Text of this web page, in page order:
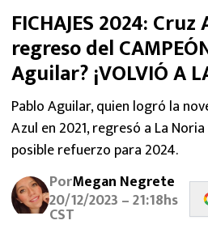
RAYADOS
PUMAS
ATLANTE
SELECCIÓN MEXICANA
FUTBOL INTERNACIONAL
MEXICANOS EN EL EXTRANJERO
FICHAJES 2024:
regreso del
Aguilar? ¡VOLVIÓ A
Pablo Aguilar, quien logró la
Azul en 2021, regresó a La
posible refuerzo para 2024.
PorMegan Negrete
20/12/2023 – 21:18hs
CST